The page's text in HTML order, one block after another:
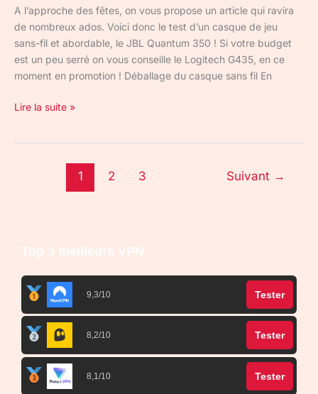
A l’approche des fêtes, on vous propose un article qui ravira
de nombreux ados. Voici donc le test d’un casque de jeu
sans-fil et abordable, le JBL Quantum 350 ! Si votre budget
est un peu serré on vous conseille le Logitech G435, en ce
moment en promotion ! Déballage du casque sans fil En
Lire la suite »
1 2 3 Suivant →
Top 3 meilleurs VPN
9,3/10 Tester
8,2/10 Tester
8,1/10 Tester